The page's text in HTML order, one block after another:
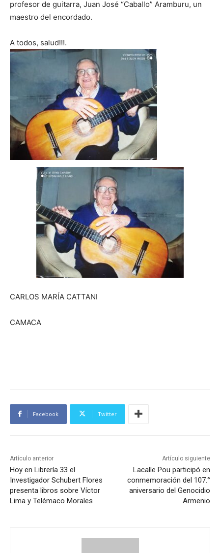
profesor de guitarra, Juan José “Caballo” Aramburu, un
maestro del encordado.
A todos, salud!!!.
CARLOS MARÍA CATTANI
CAMACA
Facebook Twitter
Artículo anterior
Hoy en Librería 33 el
Investigador Schubert Flores
presenta libros sobre Víctor
Lima y Telémaco Morales
Artículo siguiente
Lacalle Pou participó en
conmemoración del 107.°
aniversario del Genocidio
Armenio